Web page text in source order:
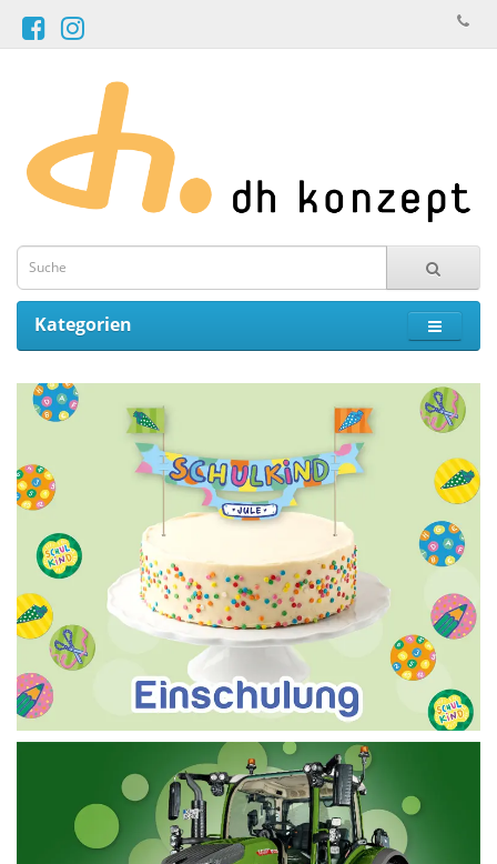
Kategorien